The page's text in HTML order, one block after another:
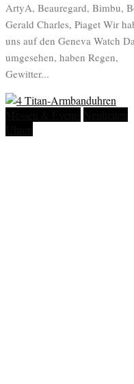
ArtyA, Beauregard, Bimbu,
Gerald Charles, Piaget Wir
uns auf den Geneva Watch
umgesehen, haben Regen,
Gewitter...